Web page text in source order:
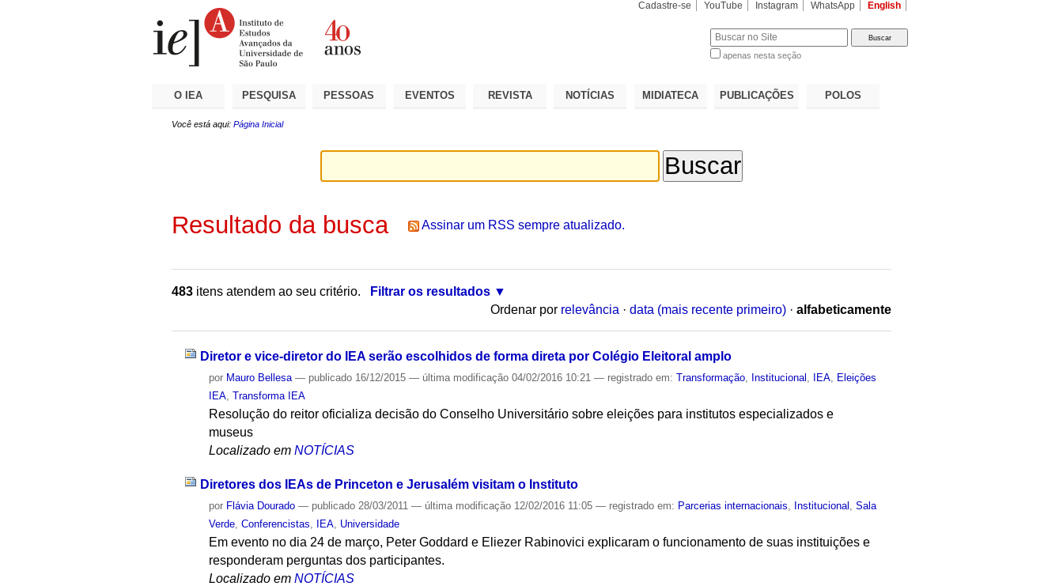
Cadastre-se YouTube Instagram WhatsApp English
apenas nesta seção
O IEA PESQUISA PESSOAS EVENTOS REVISTA NOTÍCIAS MIDIATECA PUBLICAÇÕES POLOS
Você está aqui: Página Inicial
Resultado da busca Assinar um RSS sempre atualizado.
483 itens atendem ao seu critério.
Filtrar os resultados
Ordenar por relevância · data (mais recente primeiro) · alfabeticamente
Diretor e vice-diretor do IEA serão escolhidos de forma direta por Colégio Eleitoral amplo
por Mauro Bellesa — publicado 16/12/2015— última modificação 04/02/2016 10:21— registrado em:Transformação Institucional IEA
Eleições
IEA ,Transforma IEA
Resolução do reitor oficializa decisão do Conselho Universitário sobre eleições para institutos especializados e
museus
Localizado em NOTÍCIAS
Diretores dos IEAs de Princeton e Jerusalém visitam o Instituto
por Flávia Dourado — publicado 28/03/2011— última modificação 12/02/2016 11:05— registrado em: Parcerias internacionais Institucional ,Sala
Verde ,Conferencistas IEA Universidade
Em evento no dia 24 de março, Peter Goddard e Eliezer Rabinovici explicaram o funcionamento de suas instituições e
responderam perguntas dos participantes.
Localizado em NOTÍCIAS